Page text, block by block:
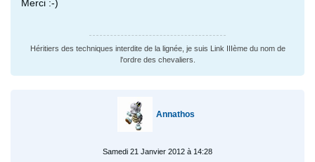
Merci :-)
Héritiers des techniques interdite de la lignée, je suis Link IIIème du nom de
l'ordre des chevaliers.
Annathos
Samedi 21 Janvier 2012 à 14:28